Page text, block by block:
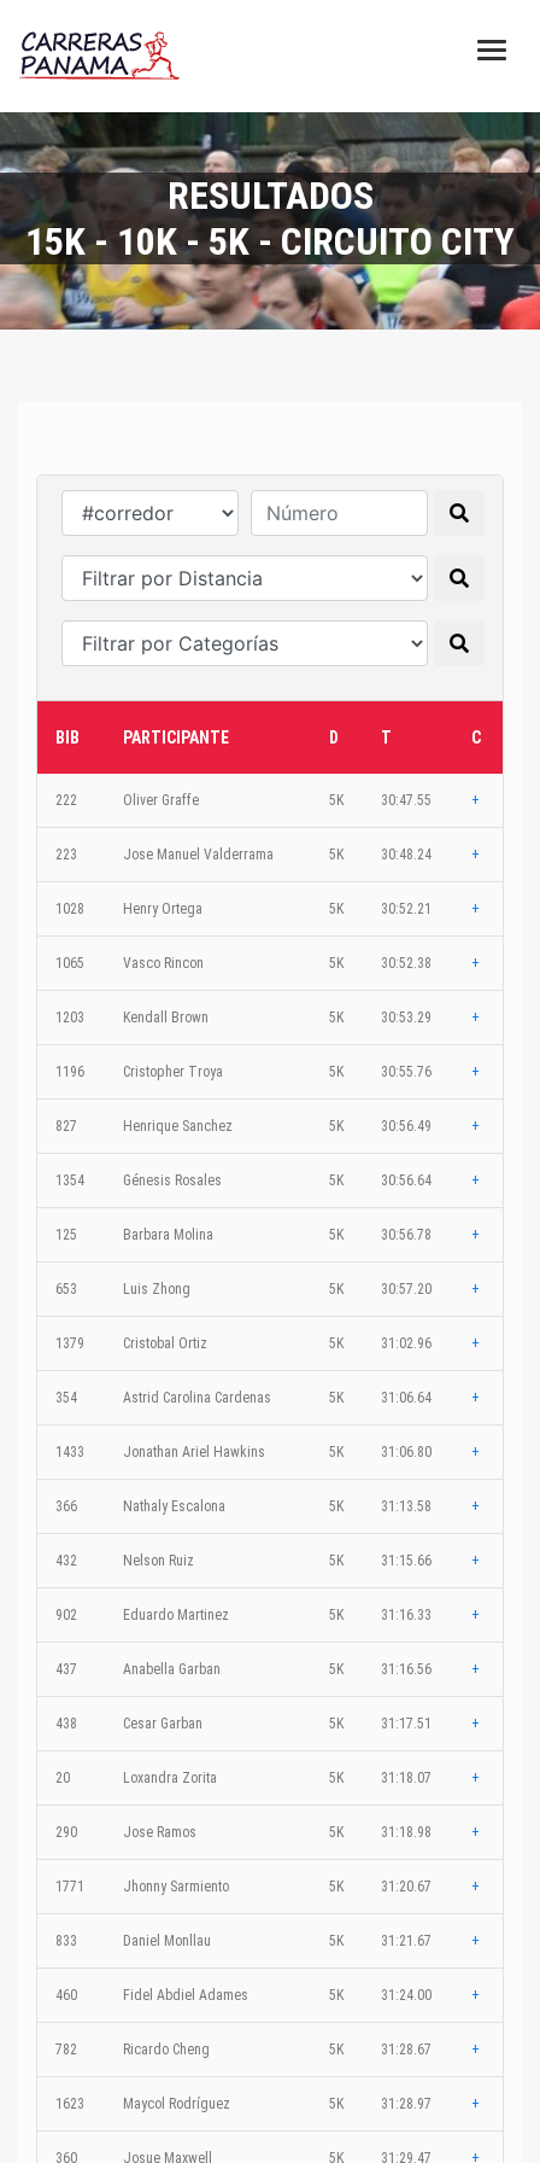
RESULTADOS
15K - 10K - 5K - CIRCUITO CITY
BIB PARTICIPANTE D T C
222 Oliver Graffe 5K 30:47.55 +
223 Jose Manuel Valderrama 5K 30:48.24 +
1028 Henry Ortega 5K 30:52.21 +
1065 Vasco Rincon 5K 30:52.38 +
1203 Kendall Brown 5K 30:53.29 +
1196 Cristopher Troya 5K 30:55.76 +
827 Henrique Sanchez 5K 30:56.49 +
1354 Génesis Rosales 5K 30:56.64 +
125 Barbara Molina 5K 30:56.78 +
653 Luis Zhong 5K 30:57.20 +
1379 Cristobal Ortiz 5K 31:02.96 +
354 Astrid Carolina Cardenas 5K 31:06.64 +
1433 Jonathan Ariel Hawkins 5K 31:06.80 +
366 Nathaly Escalona 5K 31:13.58 +
432 Nelson Ruiz 5K 31:15.66 +
902 Eduardo Martinez 5K 31:16.33 +
437 Anabella Garban 5K 31:16.56 +
438 Cesar Garban 5K 31:17.51 +
20 Loxandra Zorita 5K 31:18.07 +
290 Jose Ramos 5K 31:18.98 +
1771 Jhonny Sarmiento 5K 31:20.67 +
833 Daniel Monllau 5K 31:21.67 +
460 Fidel Abdiel Adames 5K 31:24.00 +
782 Ricardo Cheng 5K 31:28.67 +
1623 Maycol Rodríguez 5K 31:28.97 +
360 Josue Maxwell 5K 31:29.47 +